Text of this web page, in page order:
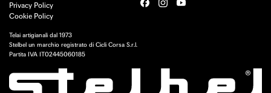
Privacy Policy
Cookie Policy
Telai artigianali dal 1973
Stelbel un marchio registrato di Cicli Corsa S.r.l.
Partita IVA IT02445060185